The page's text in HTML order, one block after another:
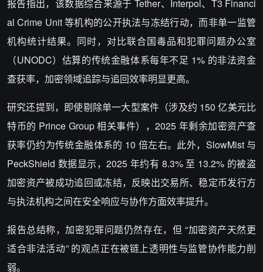
报告指出，该数据综合来源于 Tether、Interpol、T3 Financi
al Crime Unit 等机构的公开执法与冻结行动，而非单一监管
机构统计结果。同时，对比联合国毒品和犯罪问题办公室
（UNODC）估算的传统金融体系每年不足 1% 的非法资金
查获率，加密领域追踪与追回效率明显更高。
研究还提到，即使剔除单一大型案件（涉及约 150 亿美元比
特币的 Prince Group 相关事件），2025 年剩余加密资产查
获率仍约为传统金融体系的 10 倍左右。此外，SlowMist 与
PeckShield 数据显示，2025 年约有 8.3% 至 13.2% 的被盗
加密资产被成功追回或冻结，反映出交易所、稳定币发行方
与执法机构之间在安全响应与协作方面效率提升。
报告总结称，加密犯罪问题仍然存在，但 “加密资产天然更
适合非法活动” 的观点正在被链上透明性与监管协作能力削
弱。